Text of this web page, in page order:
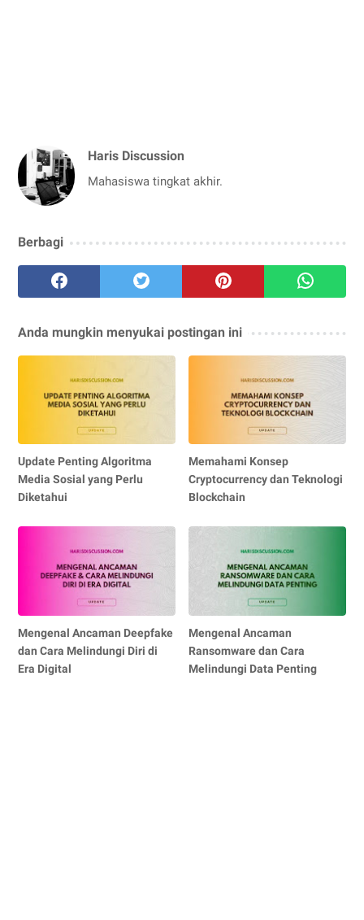
Haris Discussion
Mahasiswa tingkat akhir.
Berbagi
Anda mungkin menyukai postingan ini
Update Penting Algoritma
Media Sosial yang Perlu
Diketahui
Memahami Konsep
Cryptocurrency dan Teknologi
Blockchain
Mengenal Ancaman Deepfake
dan Cara Melindungi Diri di
Era Digital
Mengenal Ancaman
Ransomware dan Cara
Melindungi Data Penting